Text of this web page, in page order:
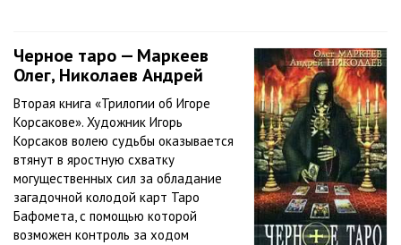
Черное таро — Маркеев
Олег, Николаев Андрей
Вторая книга «Трилогии об Игоре
Корсакове». Художник Игорь
Корсаков волею судьбы оказывается
втянут в яростную схватку
могущественных сил за обладание
загадочной колодой карт Таро
Бафомета, с помощью которой
возможен контроль за ходом